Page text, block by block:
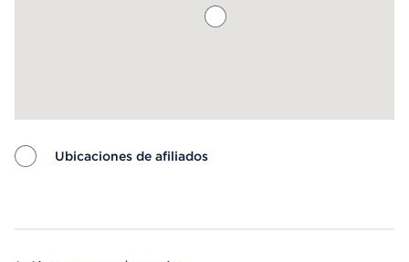
Ubicaciones de afiliados